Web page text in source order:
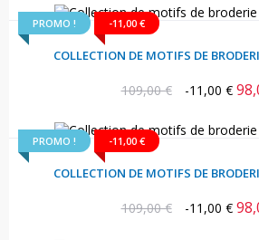
PROMO ! -11,00 €
COLLECTION DE MOTIFS DE
Prix
109,00 € -11,00 € Prix
PROMO ! -11,00 €
COLLECTION DE MOTIFS DE
Prix
109,00 € -11,00 € Prix